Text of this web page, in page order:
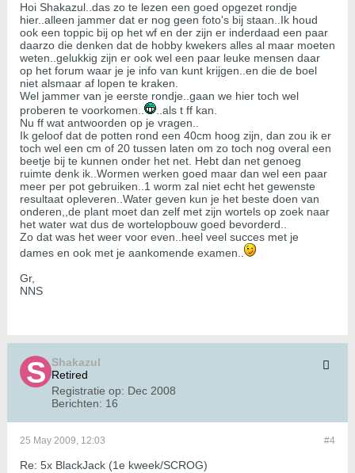
Hoi Shakazul..das zo te lezen een goed opgezet rondje
hier..alleen jammer dat er nog geen foto's bij staan..Ik houd
ook een toppic bij op het wf en der zijn er inderdaad een paar
daarzo die denken dat de hobby kwekers alles al maar moeten
weten..gelukkig zijn er ook wel een paar leuke mensen daar
op het forum waar je je info van kunt krijgen..en die de boel
niet alsmaar af lopen te kraken.
Wel jammer van je eerste rondje..gaan we hier toch wel
proberen te voorkomen..
..als t ff kan.
Nu ff wat antwoorden op je vragen..
Ik geloof dat de potten rond een 40cm hoog zijn, dan zou ik er
toch wel een cm of 20 tussen laten om zo toch nog overal een
beetje bij te kunnen onder het net. Hebt dan net genoeg
ruimte denk ik..Wormen werken goed maar dan wel een paar
meer per pot gebruiken..1 worm zal niet echt het gewenste
resultaat opleveren..Water geven kun je het beste doen van
onderen,,de plant moet dan zelf met zijn wortels op zoek naar
het water wat dus de wortelopbouw goed bevorderd..
Zo dat was het weer voor even..heel veel succes met je
dames en ook met je aankomende examen..
Gr,
NNS
Shakazul
Retired
Registratie op: Dec 2008
Berichten: 16
#4
25 May 2009, 12:03
Re: 5x BlackJack (1e kweek/SCROG)